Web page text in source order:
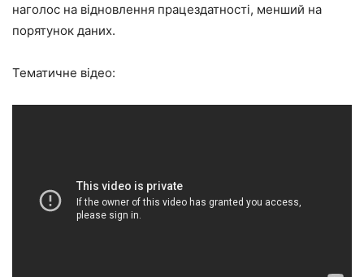
наголос на відновлення працездатності, менший на
порятунок даних.
Тематичне відео: